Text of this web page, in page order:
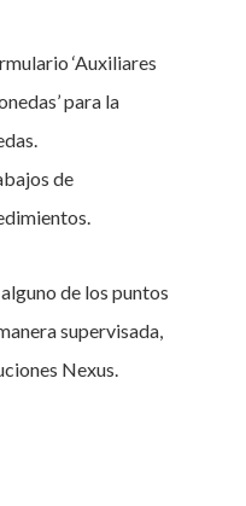
‘Auxiliares
para la
de
de los puntos
supervisada,
Nexus.